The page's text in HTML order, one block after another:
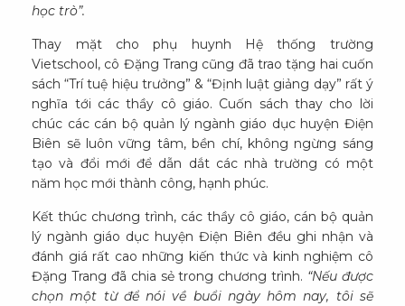
học trò”.
Thay mặt cho phụ huynh Hệ thống trường
Vietschool, cô Đặng Trang cũng đã trao tặng hai cuốn
sách “Trí tuệ hiệu trưởng” & “Định luật giảng dạy” rất ý
nghĩa tới các thầy cô giáo. Cuốn sách thay cho lời
chúc các cán bộ quản lý ngành giáo dục huyện Điện
Biên sẽ luôn vững tâm, bền chí, không ngừng sáng
tạo và đổi mới để dẫn dắt các nhà trường có một
năm học mới thành công, hạnh phúc.
Kết thúc chương trình, các thầy cô giáo, cán bộ quản
lý ngành giáo dục huyện Điện Biên đều ghi nhận và
đánh giá rất cao những kiến thức và kinh nghiệm cô
Đặng Trang đã chia sẻ trong chương trình. “Nếu được
chọn một từ để nói về buổi ngày hôm nay, tôi sẽ